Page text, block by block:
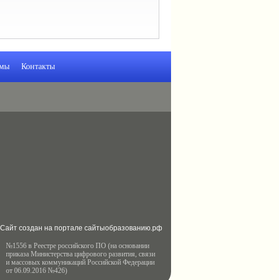
Контакты
Сайт создан на портале сайтыобразованию.рф
№1556 в Реестре российского ПО (на основании
приказа Министерства цифрового развития, связи
и массовых коммуникаций Российской Федерации
от 06.09.2016 №426)